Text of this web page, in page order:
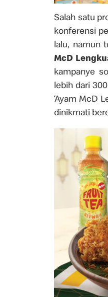
Salah satu
konferensi
lalu, namun
McD
kampanye
lebih dari
‘Ayam McD
dinikmati